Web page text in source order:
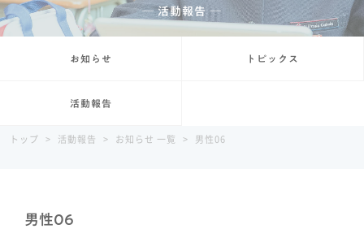
─ 活動報告 ─
お知らせ トピックス
活動報告
トップ > 活動報告 > お知らせ 一覧 > 男性06
男性06